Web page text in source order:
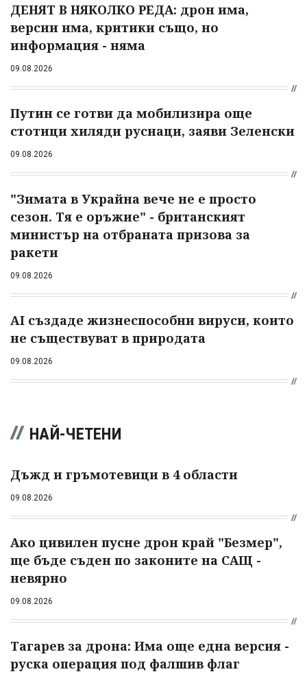
ДЕНЯТ В НЯКОЛКО РЕДА: дрон има,
версии има, критики също, но
информация - няма
09.08.2026
Путин се готви да мобилизира още
стотици хиляди руснаци, заяви Зеленски
09.08.2026
"Зимата в Украйна вече не е просто
сезон. Тя е оръжие" - британският
министър на отбраната призова за
ракети
09.08.2026
AI създаде жизнеспособни вируси, които
не съществуват в природата
09.08.2026
НАЙ-ЧЕТЕНИ
Дъжд и гръмотевици в 4 области
09.08.2026
Ако цивилен пусне дрон край "Безмер",
ще бъде съден по законите на САЩ -
невярно
09.08.2026
Тагарев за дрона: Има още една версия -
руска операция под фалшив флаг